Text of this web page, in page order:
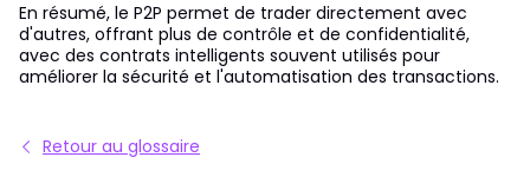
En résumé, le P2P permet de trader directement avec
d'autres, offrant plus de contrôle et de confidentialité,
avec des contrats intelligents souvent utilisés pour
améliorer la sécurité et l'automatisation des transactions.
Retour au glossaire